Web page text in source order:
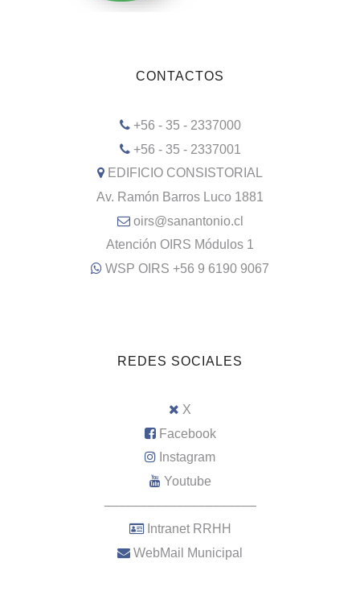
CONTACTOS
+56 - 35 - 2337000
+56 - 35 - 2337001
EDIFICIO CONSISTORIAL
Av. Ramón Barros Luco 1881
oirs@sanantonio.cl
Atención OIRS Módulos 1
WSP OIRS +56 9 6190 9067
REDES SOCIALES
X
Facebook
Instagram
Youtube
–––––––––––––––––––––
Intranet RRHH
WebMail Municipal